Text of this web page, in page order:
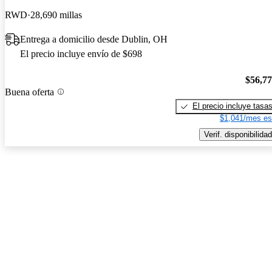
RWD 28,690 millas
Entrega a domicilio desde Dublin, OH
El precio incluye envío de $698
Buena oferta
El precio incluye tasas
$1,041/mes
Verif. disponibilidad